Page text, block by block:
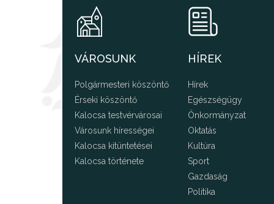
VÁROSUNK
Polgármesteri köszöntő
Érseki köszöntő
Kalocsa testvérvárosai
Városunk hírességei
Kalocsa kitüntetései
Kalocsa története
HÍREK
Hírek
Egészségügy
Önkormányzat
Oktatás
Kultúra
Sport
Gazdaság
Politika